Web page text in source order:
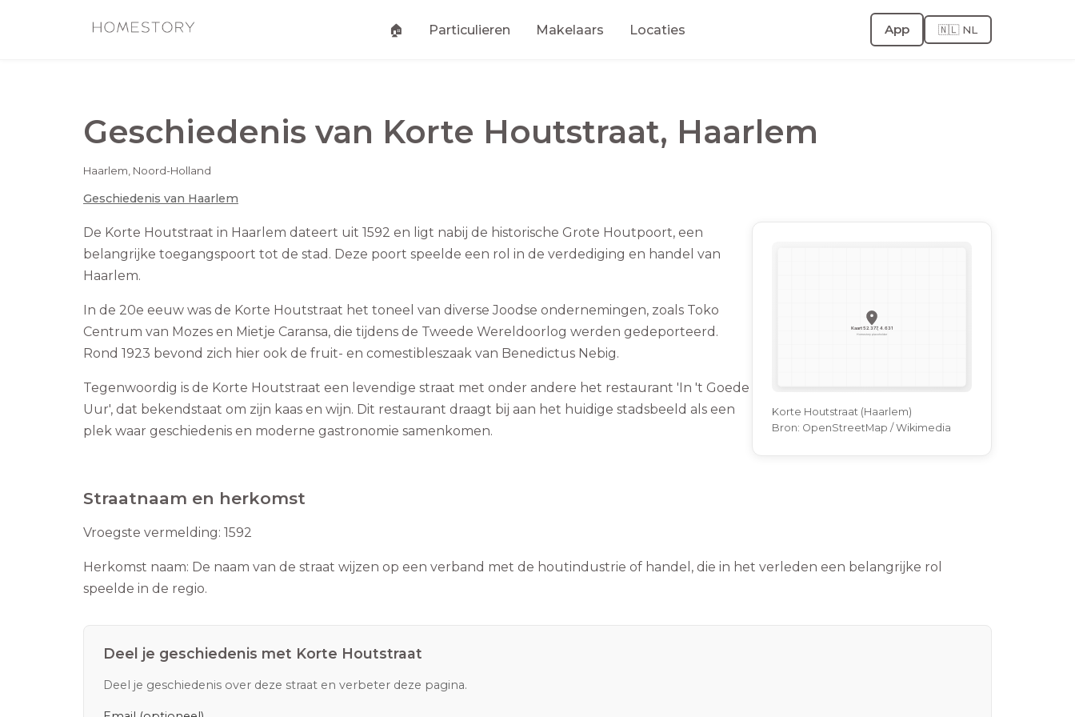
🏠 Particulieren Makelaars Locaties App 🇳🇱 NL
Geschiedenis van Korte Houtstraat, Haarlem
Haarlem, Noord-Holland
Geschiedenis van Haarlem
De Korte Houtstraat in Haarlem dateert uit 1592 en ligt nabij de historische Grote Houtpoort, een
belangrijke toegangspoort tot de stad. Deze poort speelde een rol in de verdediging en handel van
Haarlem.
In de 20e eeuw was de Korte Houtstraat het toneel van diverse Joodse ondernemingen, zoals Toko
Centrum van Mozes en Mietje Caransa, die tijdens de Tweede Wereldoorlog werden gedeporteerd.
Rond 1923 bevond zich hier ook de fruit- en comestibleszaak van Benedictus Nebig.
Tegenwoordig is de Korte Houtstraat een levendige straat met onder andere het restaurant 'In 't Goede
Uur', dat bekendstaat om zijn kaas en wijn. Dit restaurant draagt bij aan het huidige stadsbeeld als een
plek waar geschiedenis en moderne gastronomie samenkomen.
Korte Houtstraat (Haarlem)
Bron: OpenStreetMap / Wikimedia
Straatnaam en herkomst
Vroegste vermelding: 1592
Herkomst naam: De naam van de straat wijzen op een verband met de houtindustrie of handel, die in het verleden een belangrijke rol
speelde in de regio.
Deel je geschiedenis met Korte Houtstraat
Deel je geschiedenis over deze straat en verbeter deze pagina.